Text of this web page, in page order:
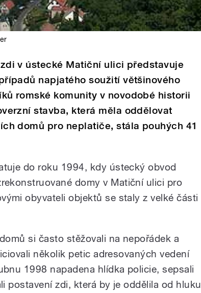
v ústecké Matiční ulici představuje
napjatého soužití většinového
romské komunity v novodobé historii
stavba, která měla oddělovat
domů pro neplatiče, stála pouhých 41
do roku 1994, kdy ústecký obvod
domy v Matiční ulici pro
obyvateli objektů se staly z velké části
si často stěžovali na nepořádek a
několik petic adresovaných vedení
1998 napadena hlídka policie, sepsali
postavení zdi, která by je oddělila od hluku